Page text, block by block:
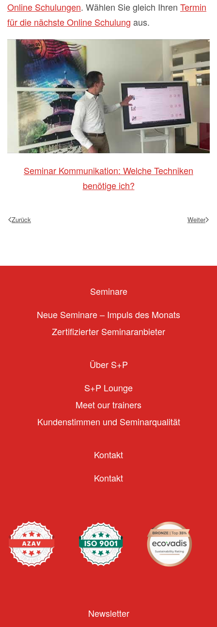
Online Schulungen. Wählen Sie gleich Ihren Termin
für die nächste Online Schulung aus.
Seminar Kommunikation: Welche Techniken
benötige ich?
Zurück Weiter
Seminare
Neue Seminare – Impuls des Monats
Zertifizierter Seminaranbieter
Über S+P
S+P Lounge
Meet our trainers
Kundenstimmen und Seminarqualität
Kontakt
Kontakt
Newsletter